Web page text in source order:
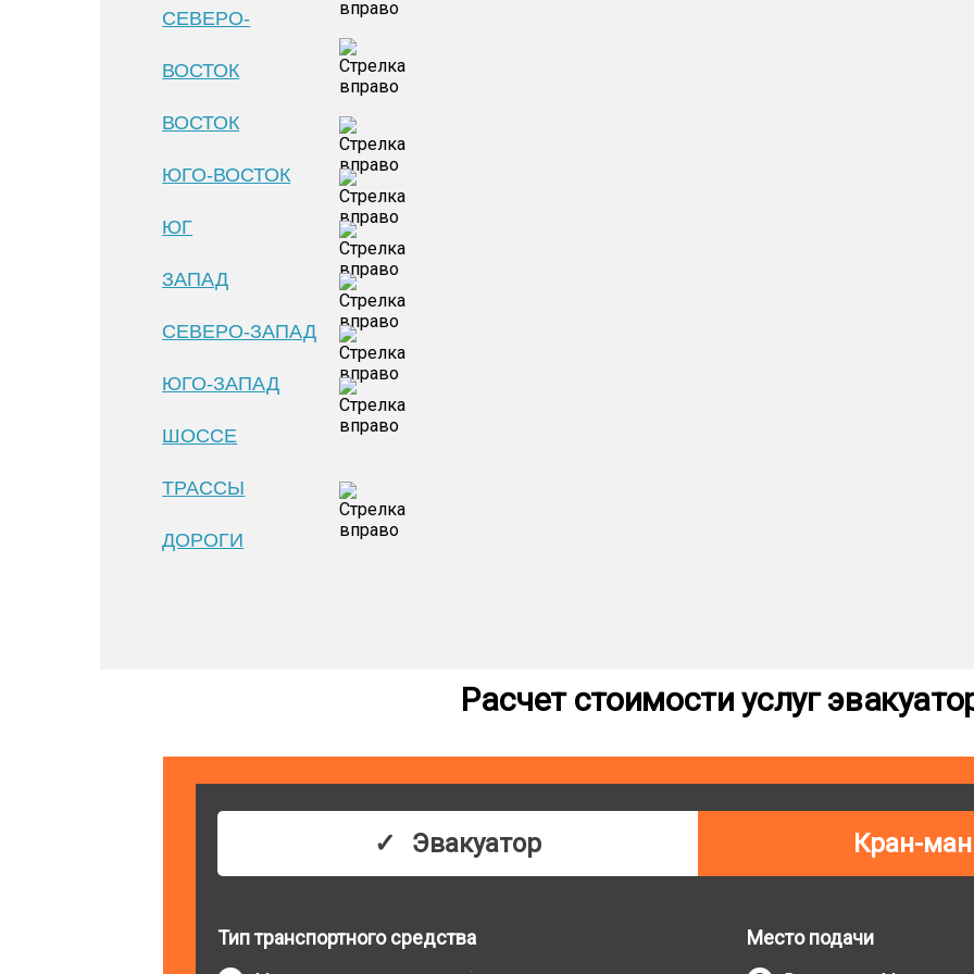
СЕВЕРО-
ВОСТОК
ВОСТОК
ЮГО-ВОСТОК
ЮГ
ЗАПАД
СЕВЕРО-ЗАПАД
ЮГО-ЗАПАД
ШОССЕ
ТРАССЫ
ДОРОГИ
Расчет стоимости услуг
Эвакуатор Кран-
Тип транспортного средства Место подачи